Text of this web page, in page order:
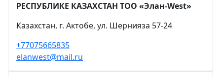
РЕСПУБЛИКЕ КАЗАХСТАН ТОО «Элан-West»
Казахстан, г. Актобе, ул. Шернияза 57-24
+77075665835
elanwest@mail.ru